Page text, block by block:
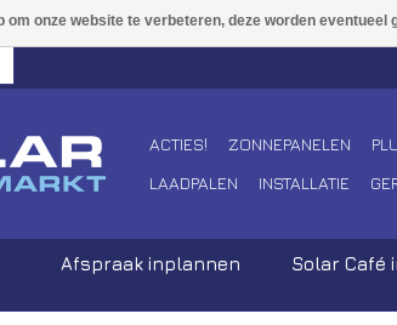
ACTIES! ZONNEPANELEN
LAADPALEN
INSTALLATIE
Afspraak inplannen Solar Café